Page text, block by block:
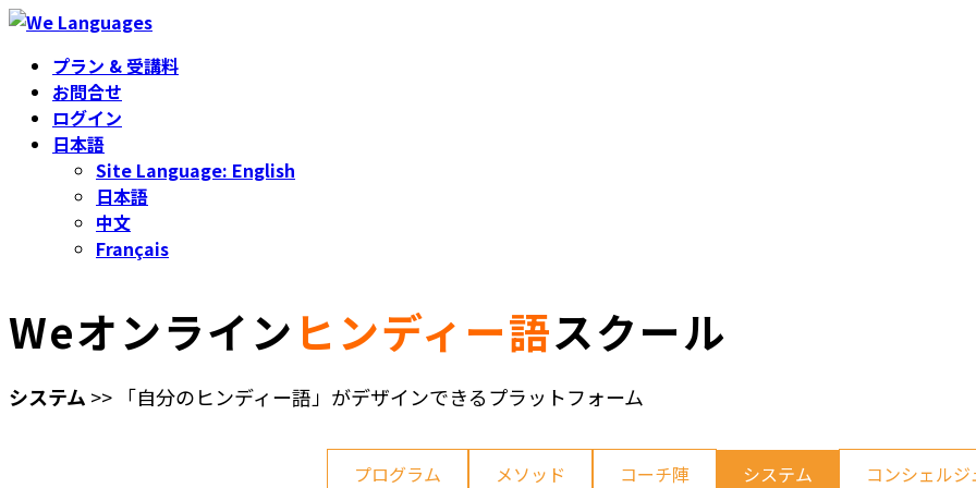
コ
ナ
プラン & 受講料
お問合せ
ログイン
日本語
Site Language: English
日本語
中文
Français
Weオンライン ヒンディー語スクール
システム >> 「自分のヒンディー語」がデザインできるプラットフォーム
プログラム メソッド コーチ陣 システム コンシェルジ